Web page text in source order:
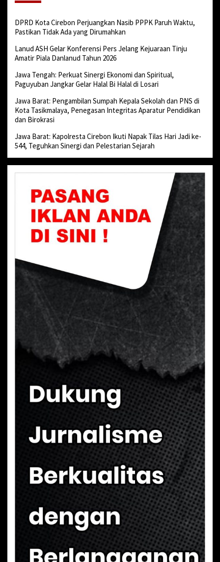
DPRD Kota Cirebon Perjuangkan Nasib PPPK Paruh Waktu,
Pastikan Tidak Ada yang Dirumahkan
Lanud ASH Gelar Konferensi Pers Jelang Kejuaraan Tinju
Amatir Piala Danlanud Tahun 2026
Jawa Tengah: Perkuat Sinergi Ekonomi dan Spiritual,
Paguyuban Jangkar Gelar Halal Bi Halal di Losari
Jawa Barat: Pengambilan Sumpah Kepala Sekolah dan PNS di
Kota Tasikmalaya, Penegasan Integritas Aparatur Pendidikan
dan Birokrasi
Jawa Barat: Kapolresta Cirebon Ikuti Napak Tilas Hari Jadi ke-
544, Teguhkan Sinergi dan Pelestarian Sejarah